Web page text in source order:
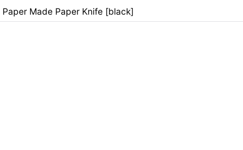
Paper Made Paper Knife [black]